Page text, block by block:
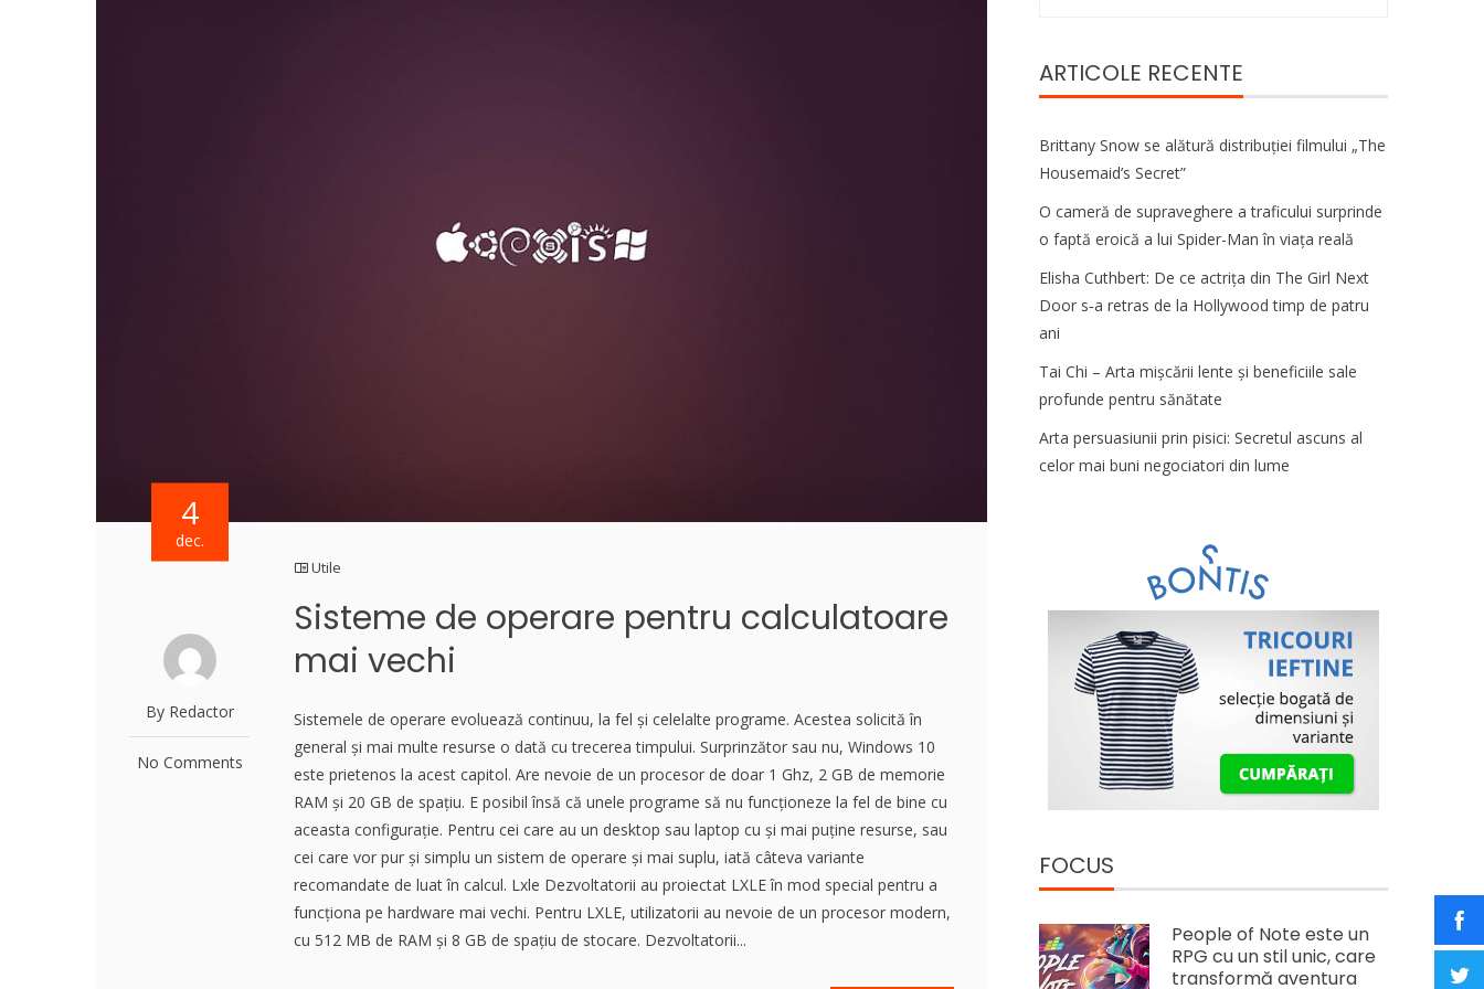
4
dec.
By Redactor
No Comments
Utile
Sisteme de operare pentru calculatoare
mai vechi
Sistemele de operare evoluează continuu, la fel și celelalte programe. Acestea solicită în
general și mai multe resurse o dată cu trecerea timpului. Surprinzător sau nu, Windows 10
este prietenos la acest capitol. Are nevoie de un procesor de doar 1 Ghz, 2 GB de memorie
RAM și 20 GB de spațiu. E posibil însă că unele programe să nu funcționeze la fel de bine cu
aceasta configurație. Pentru cei care au un desktop sau laptop cu și mai puține resurse, sau
cei care vor pur și simplu un sistem de operare și mai suplu, iată câteva variante
recomandate de luat în calcul. Lxle Dezvoltatorii au proiectat LXLE în mod special pentru a
funcționa pe hardware mai vechi. Pentru LXLE, utilizatorii au nevoie de un procesor modern,
cu 512 MB de RAM și 8 GB de spațiu de stocare. Dezvoltatorii...
ARTICOLE RECENTE
Brittany Snow se alătură distribuției filmului „The
Housemaid’s Secret”
O cameră de supraveghere a traficului surprinde
o faptă eroică a lui Spider-Man în viața reală
Elisha Cuthbert: De ce actrița din The Girl Next
Door s‑a retras de la Hollywood timp de patru
ani
Tai Chi – Arta mișcării lente și beneficiile sale
profunde pentru sănătate
Arta persuasiunii prin pisici: Secretul ascuns al
celor mai buni negociatori din lume
FOCUS
People of Note este un
RPG cu un stil unic, care
transformă aventura